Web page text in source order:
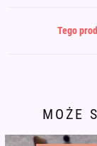
Tego
MOŻE